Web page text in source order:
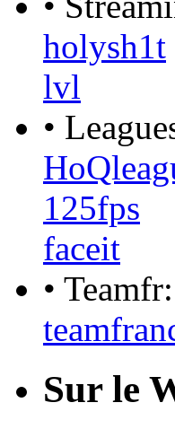
holysh1t
lvl
•
125fps
faceit
• Teamfr:
Sur le